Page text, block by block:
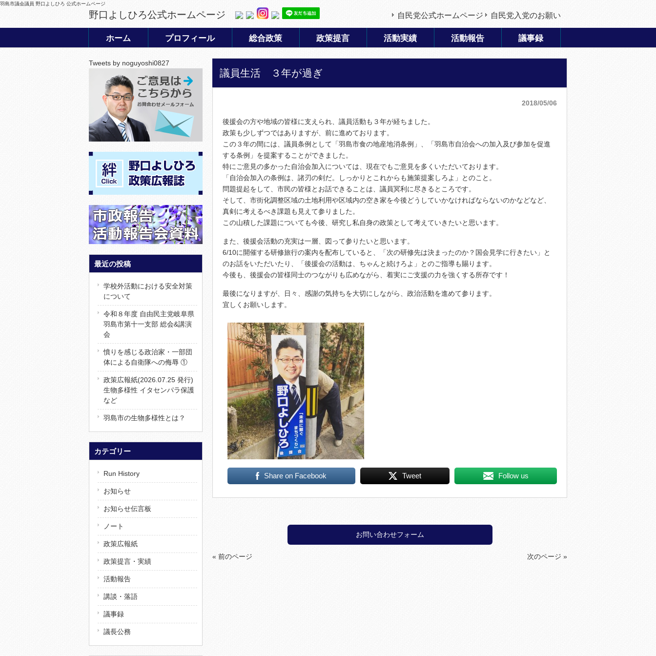
羽島市議会議員 野口よしひろ 公式ホームページ
野口よしひろ公式ホームページ 自民党公式ホームページ 自民党入党のお願い
ホーム プロフィール 総合政策 政策提言 活動実績 活動報告 議事録
議員生活 ３年が過ぎ
2018/05/06
後援会の方や地域の皆様に支えられ、議員活動も３年が経ちました。
政策も少しずつではありますが、前に進めております。
この３年の間には、議員条例として「羽島市食の地産地消条例」、「羽島市自治会への加入及び参加を促進
する条例」を提案することができました。
特にご意見の多かった自治会加入については、現在でもご意見を多くいただいております。
「自治会加入の条例は、諸刃の剣だ。しっかりとこれからも施策提案しろよ」とのこと。
問題提起をして、市民の皆様とお話できることは、議員冥利に尽きるところです。
そして、市街化調整区域の土地利用や区域内の空き家を今後どうしていかなければならないのかなどなど、
真剣に考えるべき課題も見えて参りました。
この山積した課題についても今後、研究し私自身の政策として考えていきたいと思います。
また、後援会活動の充実は一層、図って参りたいと思います。
6/10に開催する研修旅行の案内を配布していると、「次の研修先は決まったのか？国会見学に行きたい」と
のお話をいただいたり、「後援会の活動は、ちゃんと続けろよ」とのご指導も賜ります。
今後も、後援会の皆様同士のつながりも広めながら、着実にご支援の力を強くする所存です！
最後になりますが、日々、感謝の気持ちを大切にしながら、政治活動を進めて参ります。
宜しくお願いします。
Share on Facebook Tweet Follow us
お問い合わせフォーム
« 前のページ 次のページ »
Tweets by noguyoshi0827
最近の投稿
学校外活動における安全対策
について
令和８年度 自由民主党岐阜県
羽島市第十一支部 総会&講演
会
憤りを感じる政治家・一部団
体による自衛隊への侮辱 ①
政策広報紙(2026.07.25 発行)
生物多様性 イタセンパラ保護
など
羽島市の生物多様性とは？
カテゴリー
Run History
お知らせ
お知らせ伝言板
ノート
政策広報紙
政策提言・実績
活動報告
講談・落語
議事録
議長公務